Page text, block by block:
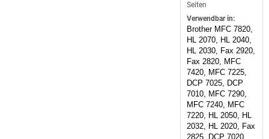
Seiten
Verwendbar in:
Brother MFC 7820,
HL 2070, HL 2040,
HL 2030, Fax 2920,
Fax 2820, MFC
7420, MFC 7225,
DCP 7025, DCP
7010, MFC 7290,
MFC 7240, MFC
7220, HL 2050, HL
2032, HL 2020, Fax
2825, DCP 7020,